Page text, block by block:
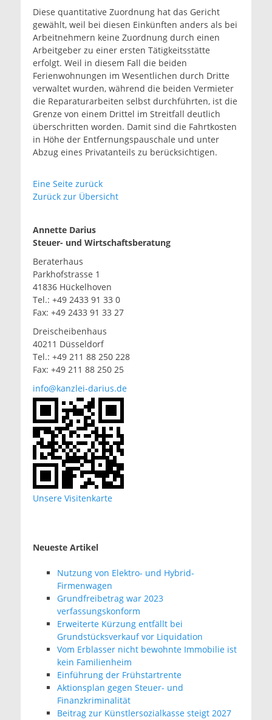
Diese quantitative Zuordnung hat das Gericht
gewählt, weil bei diesen Einkünften anders als bei
Arbeitnehmern keine Zuordnung durch einen
Arbeitgeber zu einer ersten Tätigkeitsstätte
erfolgt. Weil in diesem Fall die beiden
Ferienwohnungen im Wesentlichen durch Dritte
verwaltet wurden, während die beiden Vermieter
die Reparaturarbeiten selbst durchführten, ist die
Grenze von einem Drittel im Streitfall deutlich
überschritten worden. Damit sind die Fahrtkosten
in Höhe der Entfernungspauschale und unter
Abzug eines Privatanteils zu berücksichtigen.
Eine Seite zurück
Zurück zur Übersicht
Annette Darius
Steuer- und Wirtschaftsberatung
Beraterhaus
Parkhofstrasse 1
41836 Hückelhoven
Tel.: +49 2433 91 33 0
Fax: +49 2433 91 33 27
Dreischeibenhaus
40211 Düsseldorf
Tel.: +49 211 88 250 228
Fax: +49 211 88 250 25
info@kanzlei-darius.de
Unsere Visitenkarte
Neueste Artikel
Nutzung von Elektro- und Hybrid-
Firmenwagen
Grundfreibetrag war 2023
verfassungskonform
Erweiterte Kürzung entfällt bei
Grundstücksverkauf vor Liquidation
Vom Erblasser nicht bewohnte Immobilie ist
kein Familienheim
Einführung der Frühstartrente
Aktionsplan gegen Steuer- und
Finanzkriminalität
Beitrag zur Künstlersozialkasse steigt 2027